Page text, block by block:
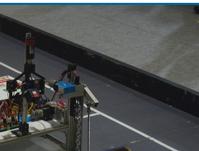
インダストリー4.0
製造業ビッグデータ
メイドインジャパン
植物工場
知財マネジメント
海外生産